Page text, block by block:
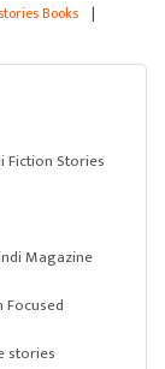
Books |
Fiction Stories
Magazine
Focused
stories